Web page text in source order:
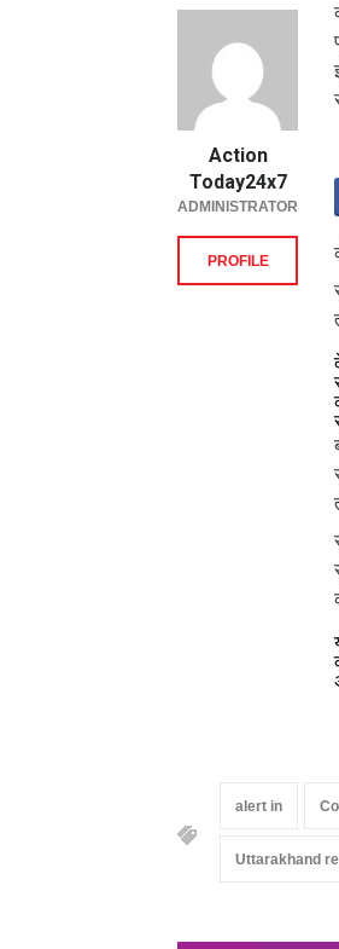
Action
Today24x7
ADMINISTRATOR
PROFILE
alert in
Uttarakhand